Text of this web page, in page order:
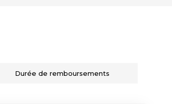
Durée de remboursements